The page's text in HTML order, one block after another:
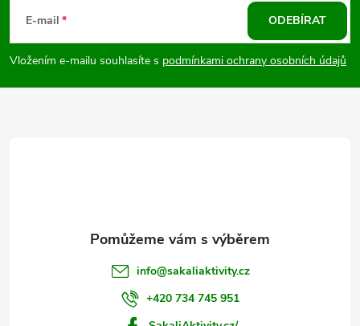
p
a
E-mail
Vložením e-mailu souhlasíte s podmínkami ochrany osobních údajů
ODEBÍRAT
info@sakaliaktivity.cz
+420 734 745 951